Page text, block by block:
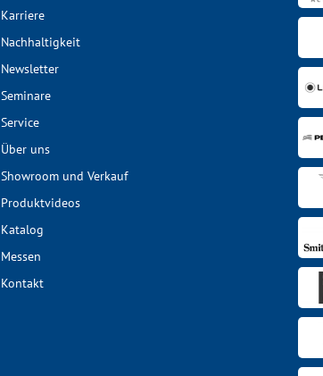
Karriere
Nachhaltigkeit
Newsletter
Seminare
Service
Über uns
Showroom und Verkauf
Produktvideos
Katalog
Messen
Kontakt